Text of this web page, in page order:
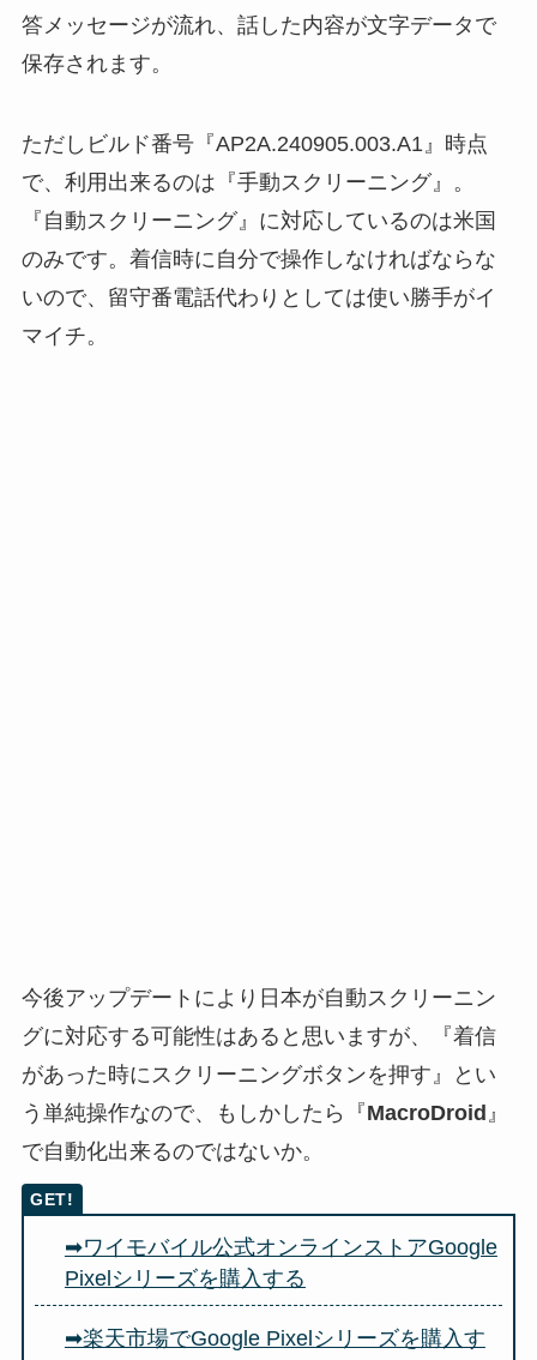
答メッセージが流れ、話した内容が文字データで
保存されます。
ただしビルド番号『AP2A.240905.003.A1』時点
で、利用出来るのは『手動スクリーニング』。
『自動スクリーニング』に対応しているのは米国
のみです。着信時に自分で操作しなければならな
いので、留守番電話代わりとしては使い勝手がイ
マイチ。
今後アップデートにより日本が自動スクリーニン
グに対応する可能性はあると思いますが、『着信
があった時にスクリーニングボタンを押す』とい
う単純操作なので、もしかしたら『MacroDroid 』
で自動化出来るのではないか。
➡ワイモバイル公式オンラインストアGoogle
Pixelシリーズを購入する
➡楽天市場でGoogle Pixelシリーズを購入す